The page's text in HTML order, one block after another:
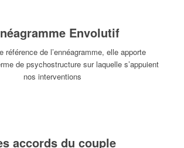
Envolutif
référence de l’ennéagramme, elle apporte
de psychostructure sur laquelle s’appuient
nos interventions
accords du couple